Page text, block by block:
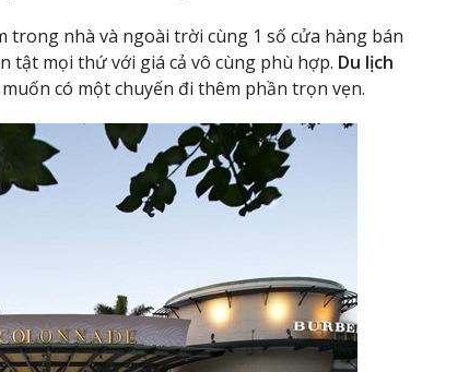
trong nhà và ngoài trời cùng 1 số cửa hàng bán
tật mọi thứ với giá cả vô cùng phù hợp. Du lịch
có một chuyến đi thêm phần trọn vẹn.